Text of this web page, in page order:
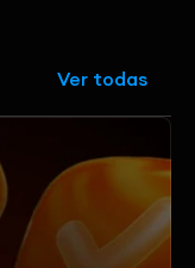
Ver todas